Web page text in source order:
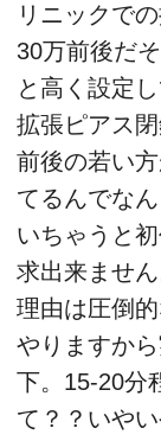
リニックで
30万前後だ
と高く設定
拡張ピアス
前後の若い
てるんでな
いちゃうと
求出来ませ
理由は圧倒
やりますか
下。15-20分
て？？いや